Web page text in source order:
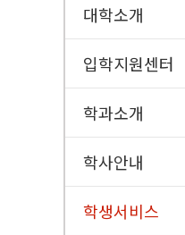
대학소개
입학지원센터
학과소개
학사안내
학생서비스